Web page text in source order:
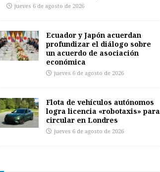
jueves 6 de agosto de 2026
Ecuador y Japón acuerdan
profundizar el diálogo sobre
un acuerdo de asociación
económica
jueves 6 de agosto de 2026
Flota de vehículos autónomos
logra licencia «robotaxis» para
circular en Londres
jueves 6 de agosto de 2026